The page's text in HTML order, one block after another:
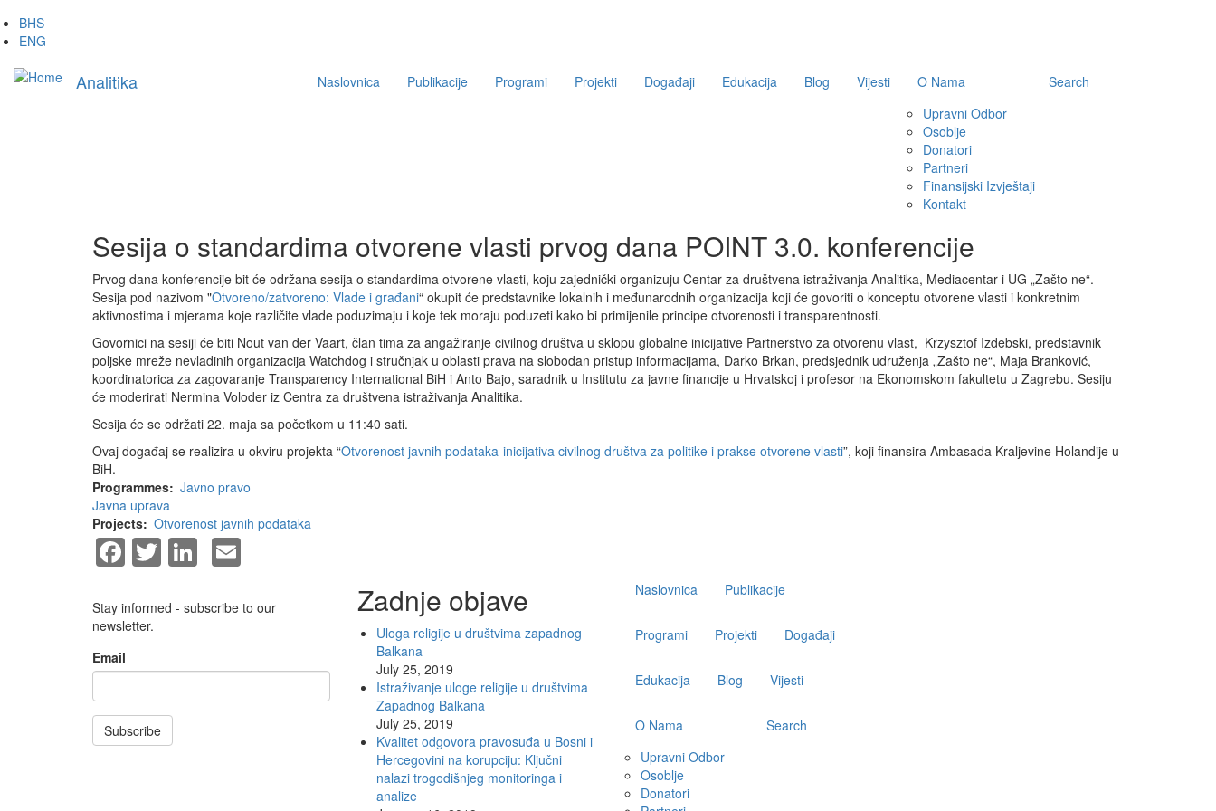
Skip
to
content
BHS
ENG
Analitika
Main Naslovnica Publikacije Programi Projekti Događaji Edukacija Blog Vijesti
O Nama
Upravni Odbor
Osoblje
Donatori
Partneri
Finansijski Izvještaji
Kontakt
Search
Sesija o standardima otvorene vlasti prvog dana POINT 3.0. konferencije
Prvog dana konferencije bit će održana sesija o standardima otvorene vlasti, koju zajednički organizuju Centar za društvena istraživanja Analitika, Mediacentar i UG „Zašto ne“.
Sesija pod nazivom "Otvoreno/zatvoreno: Vlade i građani“ okupit će predstavnike lokalnih i međunarodnih organizacija koji će govoriti o konceptu otvorene vlasti i konkretnim
aktivnostima i mjerama koje različite vlade poduzimaju i koje tek moraju poduzeti kako bi primijenile principe otvorenosti i transparentnosti.
Govornici na sesiji će biti Nout van der Vaart, član tima za angažiranje civilnog društva u sklopu globalne inicijative Partnerstvo za otvorenu vlast, Krzysztof Izdebski, predstavnik
poljske mreže nevladinih organizacija Watchdog i stručnjak u oblasti prava na slobodan pristup informacijama, Darko Brkan, predsjednik udruženja „Zašto ne“, Maja Branković,
koordinatorica za zagovaranje Transparency International BiH i Anto Bajo, saradnik u Institutu za javne financije u Hrvatskoj i profesor na Ekonomskom fakultetu u Zagrebu. Sesiju
će moderirati Nermina Voloder iz Centra za društvena istraživanja Analitika.
Sesija će se održati 22. maja sa početkom u 11:40 sati.
Ovaj događaj se realizira u okviru projekta “Otvorenost javnih podataka-inicijativa civilnog društva za politike i prakse otvorene vlasti”, koji finansira Ambasada Kraljevine Holandije u
BiH.
Programmes Javno pravo
Javna uprava
Projects Otvorenost javnih podataka
Facebook
TwitterLinkedIn
Stay informed - subscribe to our
newsletter.
Email
Subscribe
Zadnje objave
Uloga religije u društvima zapadnog
Balkana
July 25, 2019
Istraživanje uloge religije u društvima
Zapadnog Balkana
July 25, 2019
Kvalitet odgovora pravosuđa u Bosni i
Hercegovini na korupciju: Ključni
nalazi trogodišnjeg monitoringa i
analize
Main
Naslovnica Publikacije
Programi Projekti Događaji
Edukacija Blog Vijesti
O Nama
Upravni Odbor
Osoblje
Donatori
Search